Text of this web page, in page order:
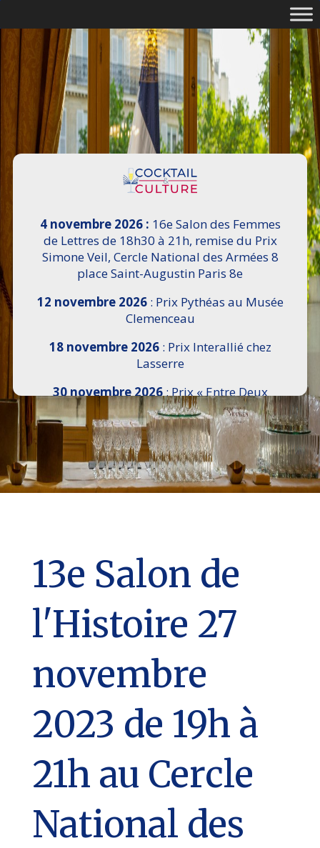
4 novembre 2026 : 16e Salon des Femmes
de Lettres de 18h30 à 21h, remise du Prix
Simone Veil, Cercle National des Armées 8
place Saint-Augustin Paris 8e
12 novembre 2026: Prix Pythéas au Musée
Clemenceau
18 novembre 2026: Prix Interallié chez
Lasserre
30 novembre 2026: Prix « Entre Deux
Rives » I Scemi Astutti au Sénat
7 décembre 2026 :16e Salon de l’Histoire de
18h30 à 21h, remise du Prix du Guesclin,
Cercle National des Armées 8 place Saint-
Augustin Paris 8e
13e Salon de
l'Histoire 27
novembre
2023 de 19h à
21h au Cercle
National des